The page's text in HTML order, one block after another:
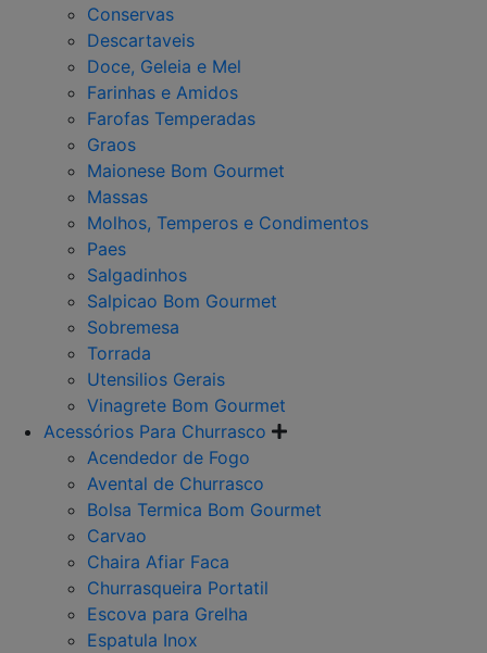
Conservas
Descartaveis
Doce, Geleia e Mel
Farinhas e Amidos
Farofas Temperadas
Graos
Maionese Bom Gourmet
Massas
Molhos, Temperos e Condimentos
Paes
Salgadinhos
Salpicao Bom Gourmet
Sobremesa
Torrada
Utensilios Gerais
Vinagrete Bom Gourmet
Acessórios Para Churrasco
Acendedor de Fogo
Avental de Churrasco
Bolsa Termica Bom Gourmet
Carvao
Chaira Afiar Faca
Churrasqueira Portatil
Escova para Grelha
Espatula Inox